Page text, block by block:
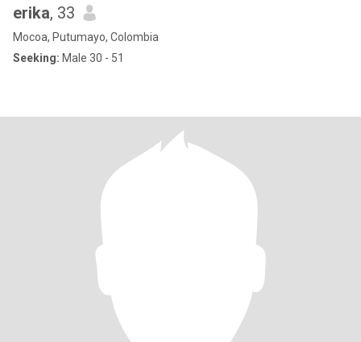
erika, 33
Mocoa, Putumayo, Colombia
Seeking: Male 30 - 51